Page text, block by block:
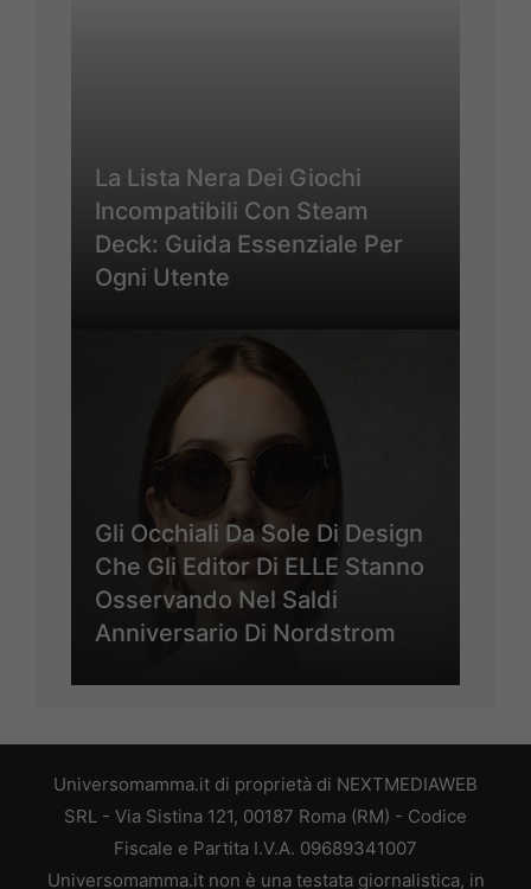
La Lista Nera Dei Giochi
Incompatibili Con Steam
Deck: Guida Essenziale Per
Ogni Utente
Gli Occhiali Da Sole Di Design
Che Gli Editor Di ELLE Stanno
Osservando Nel Saldi
Anniversario Di Nordstrom
Universomamma.it di proprietà di NEXTMEDIAWEB
SRL - Via Sistina 121, 00187 Roma (RM) - Codice
Fiscale e Partita I.V.A. 09689341007
Universomamma.it non è una testata giornalistica, in